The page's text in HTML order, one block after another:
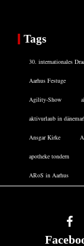
Tags
30. internationales
Aarhus Festuge
Agility-Show
aktivurlaub in
Ansgar Kirke
apotheke tondern
ARoS in Aarhus